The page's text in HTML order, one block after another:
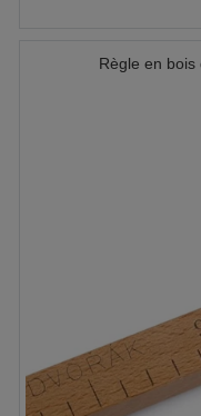
Règle en